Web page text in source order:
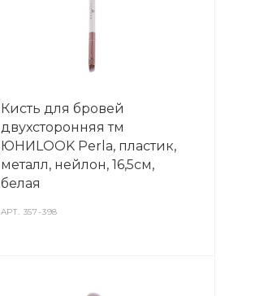
Кисть для бровей
двухсторонняя тм
ЮНИLOOK Perla, пластик,
металл, нейлон, 16,5см,
белая
АРТ. 357-398